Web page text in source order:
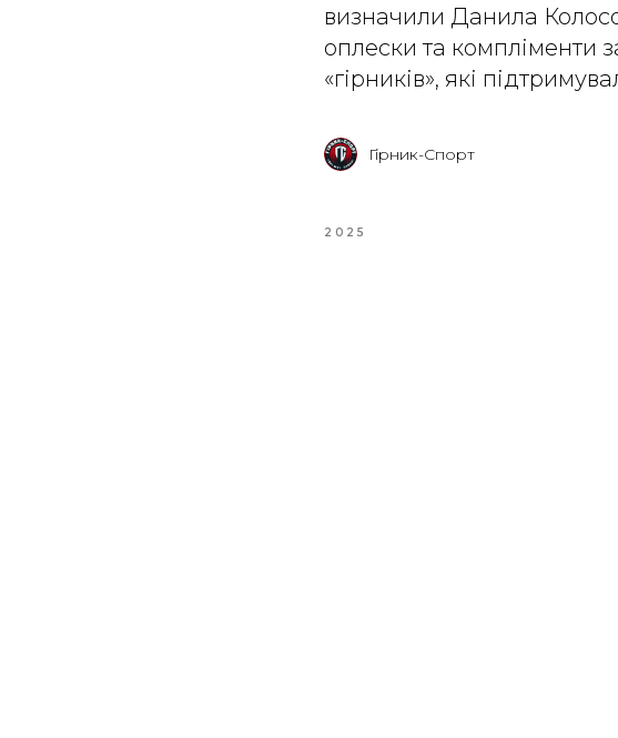
визначили Данила
оплески та компліменти
«гірників», які
Гірник-Спорт
2025